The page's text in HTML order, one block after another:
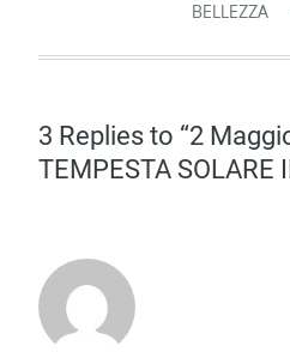
BELLEZZA
3 Replies to “2
TEMPESTA SOLARE